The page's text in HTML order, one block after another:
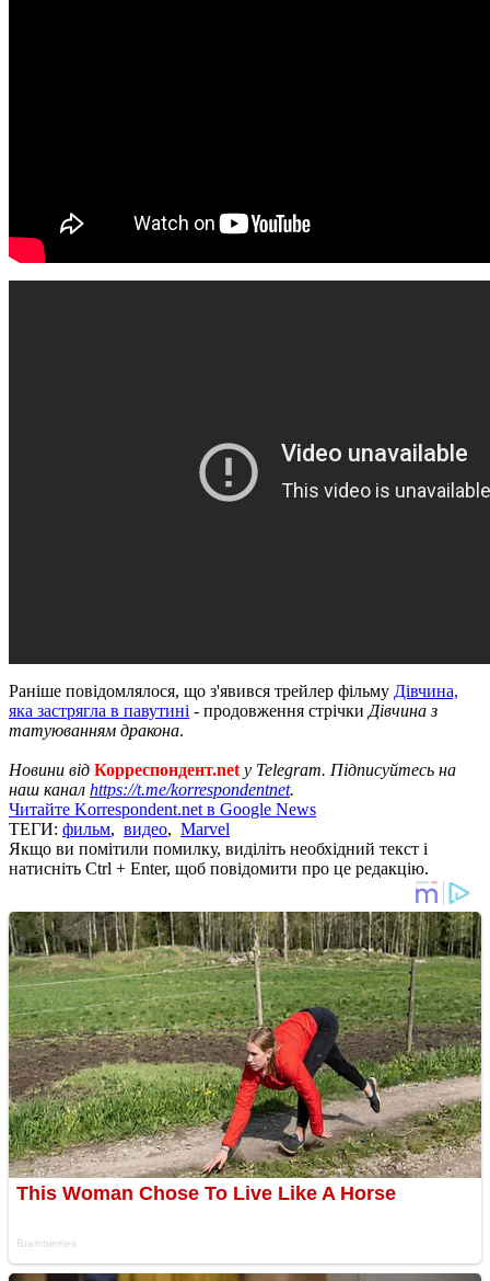
Раніше повідомлялося, що з'явився трейлер фільму Дівчина,
яка застрягла в павутині - продовження стрічки Дівчина з
татуюванням дракона.
Новини від Корреспондент.net у Telegram. Підписуйтесь на
наш канал https://t.me/korrespondentnet.
Читайте Korrespondent.net в Google News
ТЕГИ: фильм, видео, Marvel
Якщо ви помітили помилку, виділіть необхідний текст і
натисніть Ctrl + Enter, щоб повідомити про це редакцію.